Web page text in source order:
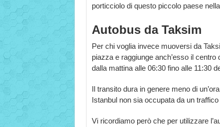
porticciolo di questo piccolo paese
Autobus da Taksim
Per chi voglia invece muoversi da
piazza e raggiunge anch’esso il
dalla mattina alle 06:30 fino alle 11:30
Il transito dura in genere meno di
Istanbul non sia occupata da un
Vi ricordiamo però che per utilizzare